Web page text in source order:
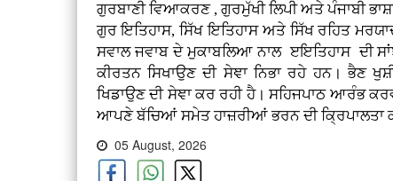
ਗੁਰਬਾਣੀ ਵਿਆਕਰਣ , ਗੁਰਮੁੱਖੀ ਲਿਪੀ ਅਤੇ ਪੰਜਾਬੀ
ਗੁਰ ਇਤਿਹਾਸ, ਸਿੱਖ ਇਤਿਹਾਸ ਅਤੇ ਸਿੱਖ ਰਹਿਤ
ਸਵਾਲ ਜਵਾਬ ਦੇ ਮੁਕਾਬਲਿਆ ਨਾਲ ੲਇਤਿਹਾਸ ਦੀ
ਕੀਰਤਨ ਸਿਖਾਉਣ ਦੀ ਸੇਞਾ ਨਿਭਾ ਰਹੇ ਹਨ। ਭੈਣ
ਖਿਡਾਉਣ ਦੀ ਸੇਞਾ ਕਰ ਰਹੀ ਹੈ। ਸਹਿਜਪਾਠ ਆਰੰਭ
ਆਪਣੇ ਬੱਚਿਆਂ ਸਮੇਤ ਹਾਜ਼ਰੀਆਂ ਭਰਨ ਦੀ ਕ੍ਰਿਪਾਲਤਾ
05 August, 2026